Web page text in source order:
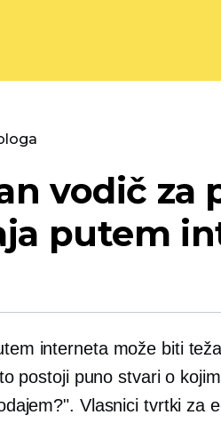
vodič za
putem
interneta može biti
postoji puno stvari o
Vlasnici tvrtki za